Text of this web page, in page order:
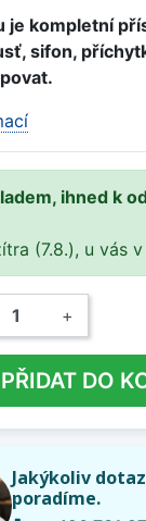
je kompletní
sifon,
ihned k
(7.8.), u vás
+
PŘIDAT DO
Jakýkoliv
poradíme.